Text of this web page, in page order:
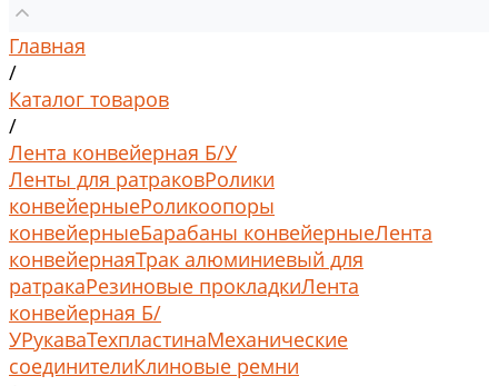
Главная
/
Каталог товаров
/
Лента конвейерная Б/У
Ленты для ратраковРолики
конвейерныеРоликоопоры
конвейерныеБарабаны конвейерныеЛента
конвейернаяТрак алюминиевый для
ратракаРезиновые прокладкиЛента
конвейерная Б/
УРукаваТехпластинаМеханические
соединителиКлиновые ремни